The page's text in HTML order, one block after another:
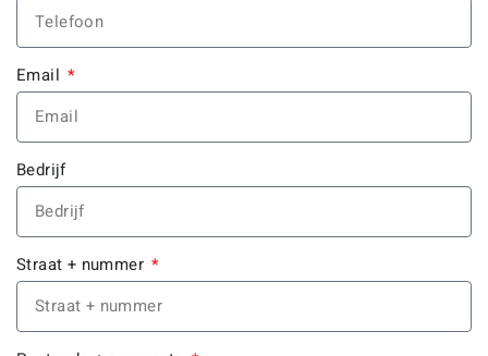
Email
Bedrijf
Straat + nummer